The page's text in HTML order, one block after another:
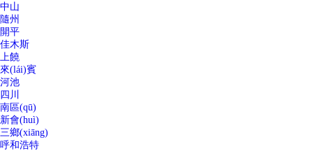
中山
隨州
開平
佳木斯
上饒
來(lái)賓
河池
四川
南區(qū)
新會(huì)
三鄉(xiāng)
呼和浩特